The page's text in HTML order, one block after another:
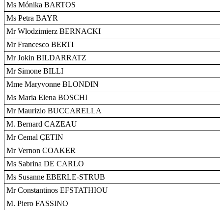
Ms Mónika BARTOS
Ms Petra BAYR
Mr Wlodzimierz BERNACKI
Mr Francesco BERTI
Mr Jokin BILDARRATZ
Mr Simone BILLI
Mme Maryvonne BLONDIN
Ms Maria Elena BOSCHI
Mr Maurizio BUCCARELLA
M. Bernard CAZEAU
Mr Cemal ÇETIN
Mr Vernon COAKER
Ms Sabrina DE CARLO
Ms Susanne EBERLE-STRUB
Mr Constantinos EFSTATHIOU
M. Piero FASSINO